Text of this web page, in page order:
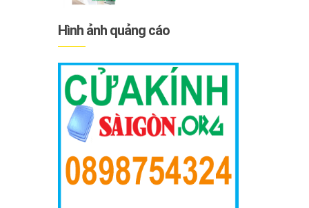
Hình ảnh quảng cáo